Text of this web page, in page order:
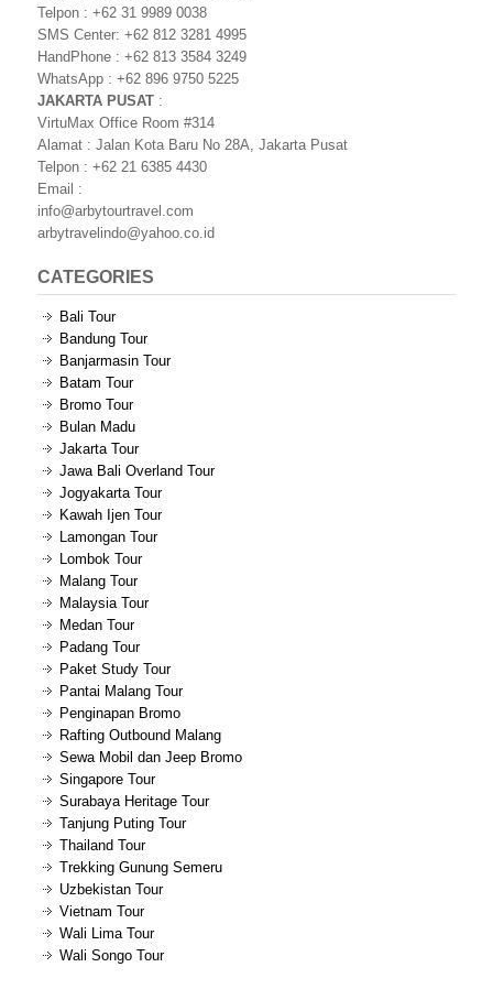
Telpon : +62 31 9989 0038
SMS Center: +62 812 3281 4995
HandPhone : +62 813 3584 3249
WhatsApp : +62 896 9750 5225
JAKARTA PUSAT :
VirtuMax Office Room #314
Alamat : Jalan Kota Baru No 28A, Jakarta Pusat
Telpon : +62 21 6385 4430
Email :
info@arbytourtravel.com
arbytravelindo@yahoo.co.id
CATEGORIES
Bali Tour
Bandung Tour
Banjarmasin Tour
Batam Tour
Bromo Tour
Bulan Madu
Jakarta Tour
Jawa Bali Overland Tour
Jogyakarta Tour
Kawah Ijen Tour
Lamongan Tour
Lombok Tour
Malang Tour
Malaysia Tour
Medan Tour
Padang Tour
Paket Study Tour
Pantai Malang Tour
Penginapan Bromo
Rafting Outbound Malang
Sewa Mobil dan Jeep Bromo
Singapore Tour
Surabaya Heritage Tour
Tanjung Puting Tour
Thailand Tour
Trekking Gunung Semeru
Uzbekistan Tour
Vietnam Tour
Wali Lima Tour
Wali Songo Tour